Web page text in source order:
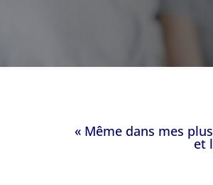
« Même dans mes
et